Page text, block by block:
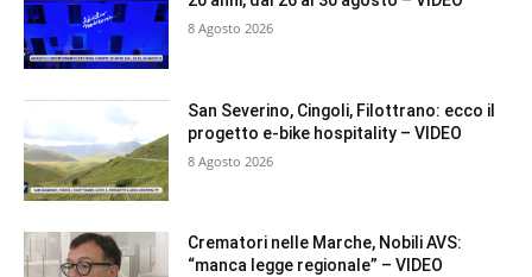
8 Agosto 2026
San Severino, Cingoli, Filottrano: ecco il
progetto e-bike hospitality – VIDEO
8 Agosto 2026
Crematori nelle Marche, Nobili AVS:
“manca legge regionale” – VIDEO